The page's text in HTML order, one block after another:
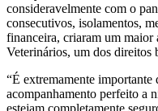
consideravelmente com o
consecutivos, isolamentos,
financeira, criaram um maior
Veterinários, um dos direitos
“É extremamente importante
acompanhamento perfeito a